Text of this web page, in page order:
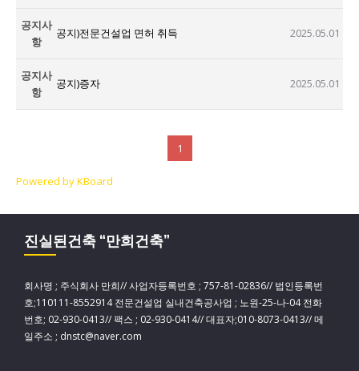
공지사
항
공지)전문건설업 면허 취득 2025.05.01
공지사
항
공지)증자 2025.05.01
1
Powered by KBoard
진실된건축 “만희건축”
회사명 ; 주식회사 만희// 사업자등록번호 ; 757-81-02836// 법인등록번
호;110111-8552914 전문건설업 실내건축공사업 ; 노원-25-나-04 전화
번호; 02-930-0413// 팩스 ; 02-930-0414// 대표자;010-8073-0413// 메
일주소 ; dnstc@naver.com